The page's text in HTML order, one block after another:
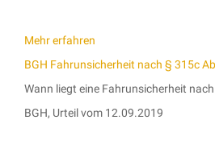
Mehr erfahren
BGH Fahrunsicherheit nach § 315c
Wann liegt eine Fahrunsicherheit
BGH, Urteil vom 12.09.2019